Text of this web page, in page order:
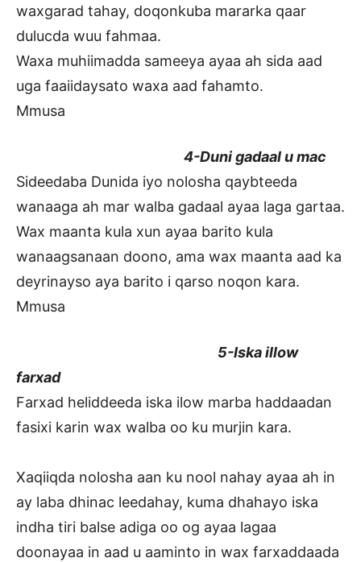
waxgarad tahay, doqonkuba mararka qaar
dulucda wuu fahmaa.
Waxa muhiimadda sameeya ayaa ah sida aad
uga faaiidaysato waxa aad fahamto.
Mmusa
4-Duni gadaal u mac
Sideedaba Dunida iyo nolosha qaybteeda
wanaaga ah mar walba gadaal ayaa laga gartaa.
Wax maanta kula xun ayaa barito kula
wanaagsanaan doono, ama wax maanta aad ka
deyrinayso aya barito i qarso noqon kara.
Mmusa
5-Iska illow
farxad
Farxad heliddeeda iska ilow marba haddaadan
fasixi karin wax walba oo ku murjin kara.
Xaqiiqda nolosha aan ku nool nahay ayaa ah in
ay laba dhinac leedahay, kuma dhahayo iska
indha tiri balse adiga oo og ayaa lagaa
doonayaa in aad u aaminto in wax farxaddaada